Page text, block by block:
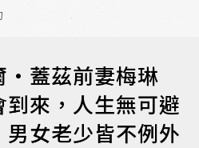
‧蓋茲前妻梅琳
來，人生無可避
女老少皆不例外